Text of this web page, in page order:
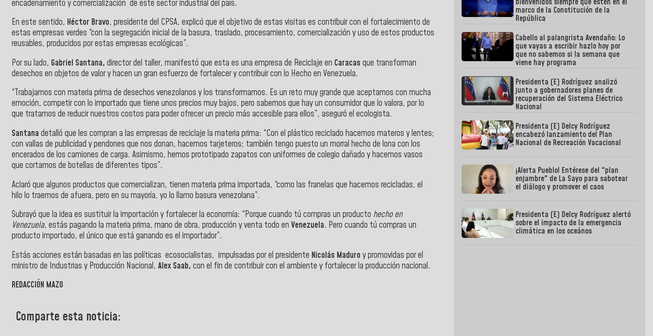
encadenamiento y comercialización de este sector industrial del país.
En este sentido, Héctor Bravo, presidente del CPSA, explicó que el objetivo de estas visitas es contribuir con el fortalecimiento de
estas empresas verdes “con la segregación inicial de la basura, traslado, procesamiento, comercialización y uso de estos productos
reusables, producidos por estas empresas ecológicas”.
Por su lado, Gabriel Santana, director del taller, manifestó que esta es una empresa de Reciclaje en Caracas que transforman
desechos en objetos de valor y hacen un gran esfuerzo de fortalecer y contribuir con lo Hecho en Venezuela.
“Trabajamos con materia prima de desechos venezolanos y los transformamos. Es un reto muy grande que aceptamos con mucha
emoción, competir con lo importado que tiene unos precios muy bajos, pero sabemos que hay un consumidor que lo valora, por lo
que tratamos de reducir nuestros costos para poder ofrecer un precio más accesible para ellos”, aseguró el ecologista.
Santana detalló que les compran a las empresas de reciclaje la materia prima: “Con el plástico reciclado hacemos materos y lentes;
con vallas de publicidad y pendones que nos donan, hacemos tarjeteros; también tengo puesto un morral hecho de lona con los
encerados de los camiones de carga. Asimismo, hemos prototipado zapatos con uniformes de colegio dañado y hacemos vasos
que cortamos de botellas de diferentes tipos”.
Aclaró que algunos productos que comercializan, tienen materia prima importada, “como las franelas que hacemos recicladas, el
hilo lo traemos de afuera, pero en su mayoría, yo lo llamo basura venezolana”.
Subrayó que la idea es sustituir la importación y fortalecer la economía: “Porque cuando tú compras un producto hecho en
Venezuela, estás pagando la materia prima, mano de obra, producción y venta todo en Venezuela. Pero cuando tú compras un
producto importado, el único que está ganando es el importador”.
Estás acciones están basadas en las políticas ecosocialistas, impulsadas por el presidente Nicolás Maduro y promovidas por el
ministro de Industrias y Producción Nacional, Alex Saab, con el fin de contribuir con el ambiente y fortalecer la producción nacional.
REDACCIÓN MAZO
Comparte esta noticia:
marco de la Constitución de la
República
Cabello al palangrista Avendaño: Lo
que vayas a escribir hazlo hoy por
que no sabemos si la semana que
viene hay programa
Presidenta (E) Rodríguez analizó
junto a gobernadores planes de
recuperación del Sistema Eléctrico
Nacional
Presidenta (E) Delcy Rodríguez
encabezó lanzamiento del Plan
Nacional de Recreación Vacacional
¡Alerta Pueblo! Entérese del "plan
enjambre" de La Sayo para sabotear
el diálogo y promover el caos
Presidenta (E) Delcy Rodríguez alertó
sobre el impacto de la emergencia
climática en los oceános